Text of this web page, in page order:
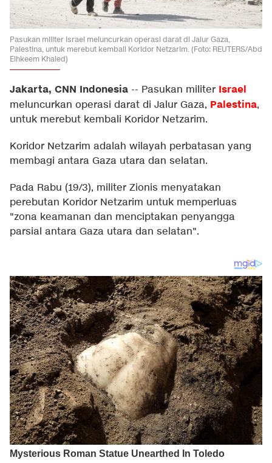
Pasukan militer Israel meluncurkan operasi darat di Jalur Gaza,
Palestina, untuk merebut kembali Koridor Netzarim. (Foto: REUTERS/Abd
Elhkeem Khaled)
Jakarta, CNN Indonesia -- Pasukan militer Israel
meluncurkan operasi darat di Jalur Gaza, Palestina,
untuk merebut kembali Koridor Netzarim.
Koridor Netzarim adalah wilayah perbatasan yang
membagi antara Gaza utara dan selatan.
Pada Rabu (19/3), militer Zionis menyatakan
perebutan Koridor Netzarim untuk memperluas
"zona keamanan dan menciptakan penyangga
parsial antara Gaza utara dan selatan".